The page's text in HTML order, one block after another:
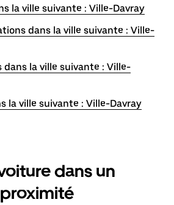
la ville suivante : Ville-Davray
dans la ville suivante : Ville-
dans la ville suivante : Ville-
la ville suivante : Ville-Davray
dans un